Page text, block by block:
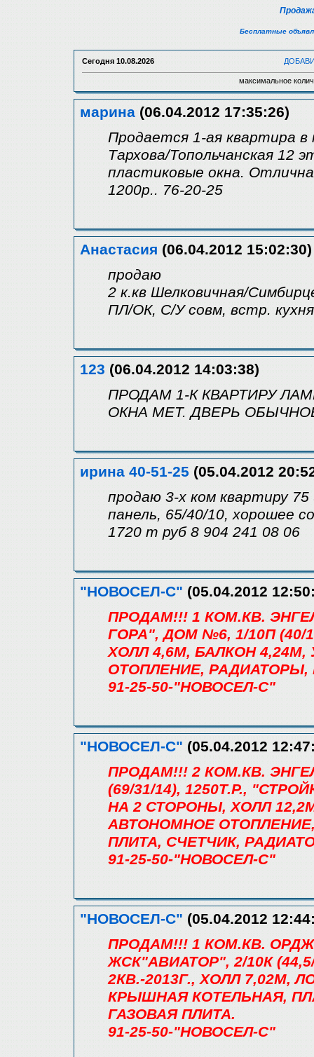
Бесплатные
Сегодня 10.08.2026
максимальное
марина (06.04.2012 17:35:26)
Продается 1-ая квартира
Тархова/Топольчанская 12
пластиковые окна.
1200р.. 76-20-25
Анастасия (06.04.2012 15:02:30)
продаю
2 к.кв Шелковичная/
ПЛ/ОК, С/У совм, встр.
123 (06.04.2012 14:03:38)
ПРОДАМ 1-К КВАРТИРУ
ОКНА МЕТ. ДВЕРЬ ОБЫЧНОЕ
ирина 40-51-25 (05.04.2012
продаю 3-х ком квартиру
панель, 65/40/10, хорошее
1720 т руб 8 904 241 08 06
"НОВОСЕЛ-С" (05.04.2012
ПРОДАМ!!! 1 КОМ.КВ.
ГОРА", ДОМ №6, 1/10П (40/
ХОЛЛ 4,6М, БАЛКОН
ОТОПЛЕНИЕ,
91-25-50-"НОВОСЕЛ-С"
"НОВОСЕЛ-С" (05.04.2012
ПРОДАМ!!! 2 КОМ.КВ.
(69/31/14), 1250Т.Р.,
НА 2 СТОРОНЫ, ХОЛЛ
АВТОНОМНОЕ
ПЛИТА, СЧЕТЧИК,
91-25-50-"НОВОСЕЛ-С"
"НОВОСЕЛ-С" (05.04.2012
ПРОДАМ!!! 1 КОМ.КВ.
ЖСК"АВИАТОР", 2/10К
2КВ.-2013Г., ХОЛЛ 7,02М,
КРЫШНАЯ КОТЕЛЬНАЯ,
ГАЗОВАЯ ПЛИТА.
91-25-50-"НОВОСЕЛ-С"